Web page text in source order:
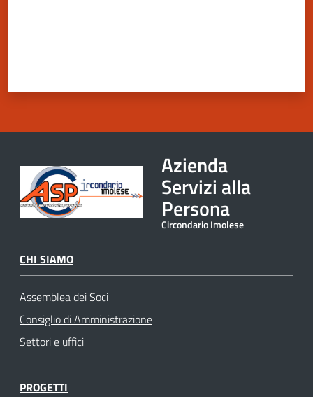
Azienda
Servizi alla
Persona
Circondario Imolese
CHI SIAMO
Assemblea dei Soci
Consiglio di Amministrazione
Settori e uffici
PROGETTI